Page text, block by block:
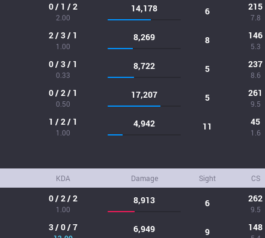
0 / 1 / 2
2.00
14,178 6 215
7.8
2 / 3 / 1
1.00
8,269 8 146
5.3
0 / 3 / 1
0.33
8,722 5 237
8.6
0 / 2 / 1
0.50
17,207 5 261
9.5
1 / 2 / 1
1.00
4,942 11 45
1.6
KDA Damage Sight CS
0 / 2 / 2
1.00
8,913 6 262
9.5
3 / 0 / 7 6,949 9 148